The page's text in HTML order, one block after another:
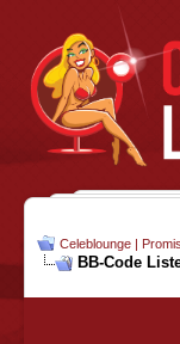
Celeblounge |
BB-Code